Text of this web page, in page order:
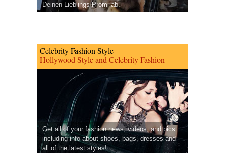
Deinen Lieblings-Promi ab.
Celebrity Fashion Style
Hollywood Style and Celebrity Fashion
Get all of your fashion news, videos, and pics
including info about shoes, bags, dresses and
all of the latest styles!